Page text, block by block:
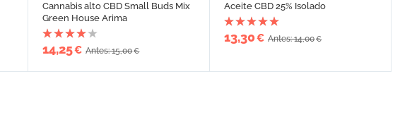
Cannabis alto CBD Small Buds Mix
Green House Arima
14,25€ Antes: 15,00€
Aceite CBD 25% Isolado
13,30€ Antes: 14,00€